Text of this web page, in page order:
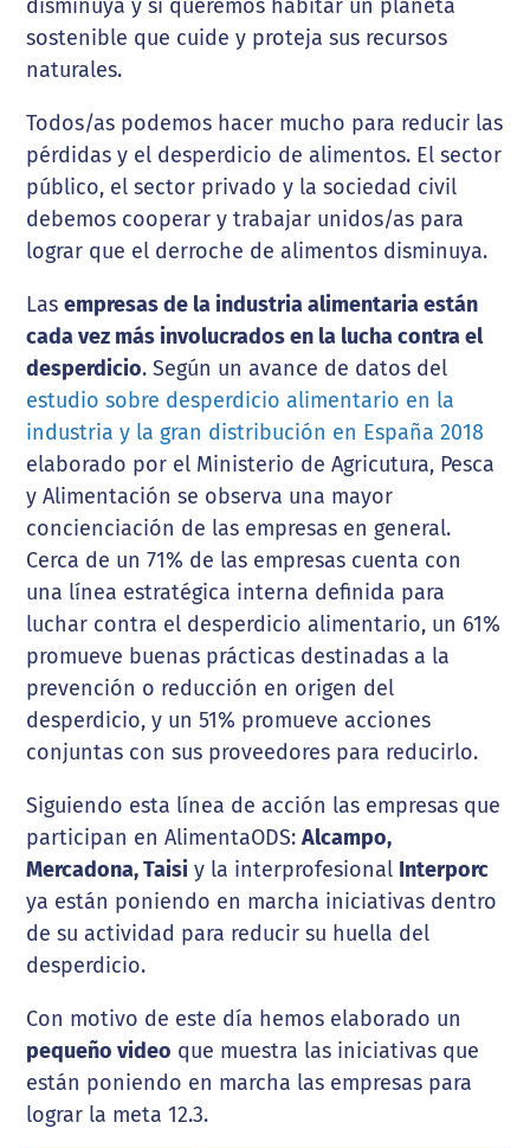
disminuya y si queremos habitar un planeta
sostenible que cuide y proteja sus recursos
naturales.
Todos/as podemos hacer mucho para reducir las
pérdidas y el desperdicio de alimentos. El sector
público, el sector privado y la sociedad civil
debemos cooperar y trabajar unidos/as para
lograr que el derroche de alimentos disminuya.
Lasempresas de la industria alimentaria están
cada vez más involucrados en la lucha contra el
desperdicio. Según un avance de datos del
estudio sobre desperdicio alimentario en la
industria y la gran distribución en España 2018
elaborado por el Ministerio de Agricutura, Pesca
y Alimentación se observa una mayor
concienciación de las empresas en general.
Cerca de un 71% de las empresas cuenta con
una línea estratégica interna definida para
luchar contra el desperdicio alimentario, un 61%
promueve buenas prácticas destinadas a la
prevención o reducción en origen del
desperdicio, y un 51% promueve acciones
conjuntas con sus proveedores para reducirlo.
Siguiendo esta línea de acción las empresas que
participan en AlimentaODS:Alcampo,
Mercadona, Taisi y la interprofesional Interporc
ya están poniendo en marcha iniciativas dentro
de su actividad para reducir su huella del
desperdicio.
Con motivo de este día hemos elaborado un
pequeño video que muestra las iniciativas que
están poniendo en marcha las empresas para
lograr la meta 12.3.